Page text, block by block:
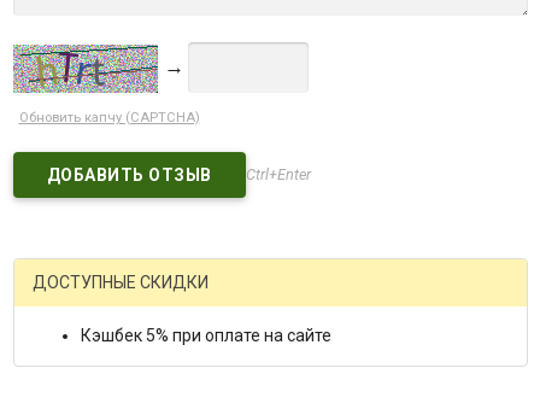
→
Обновить капчу (CAPTCHA)
Ctrl+Enter
ДОСТУПНЫЕ СКИДКИ
Кэшбек 5% при оплате на сайте